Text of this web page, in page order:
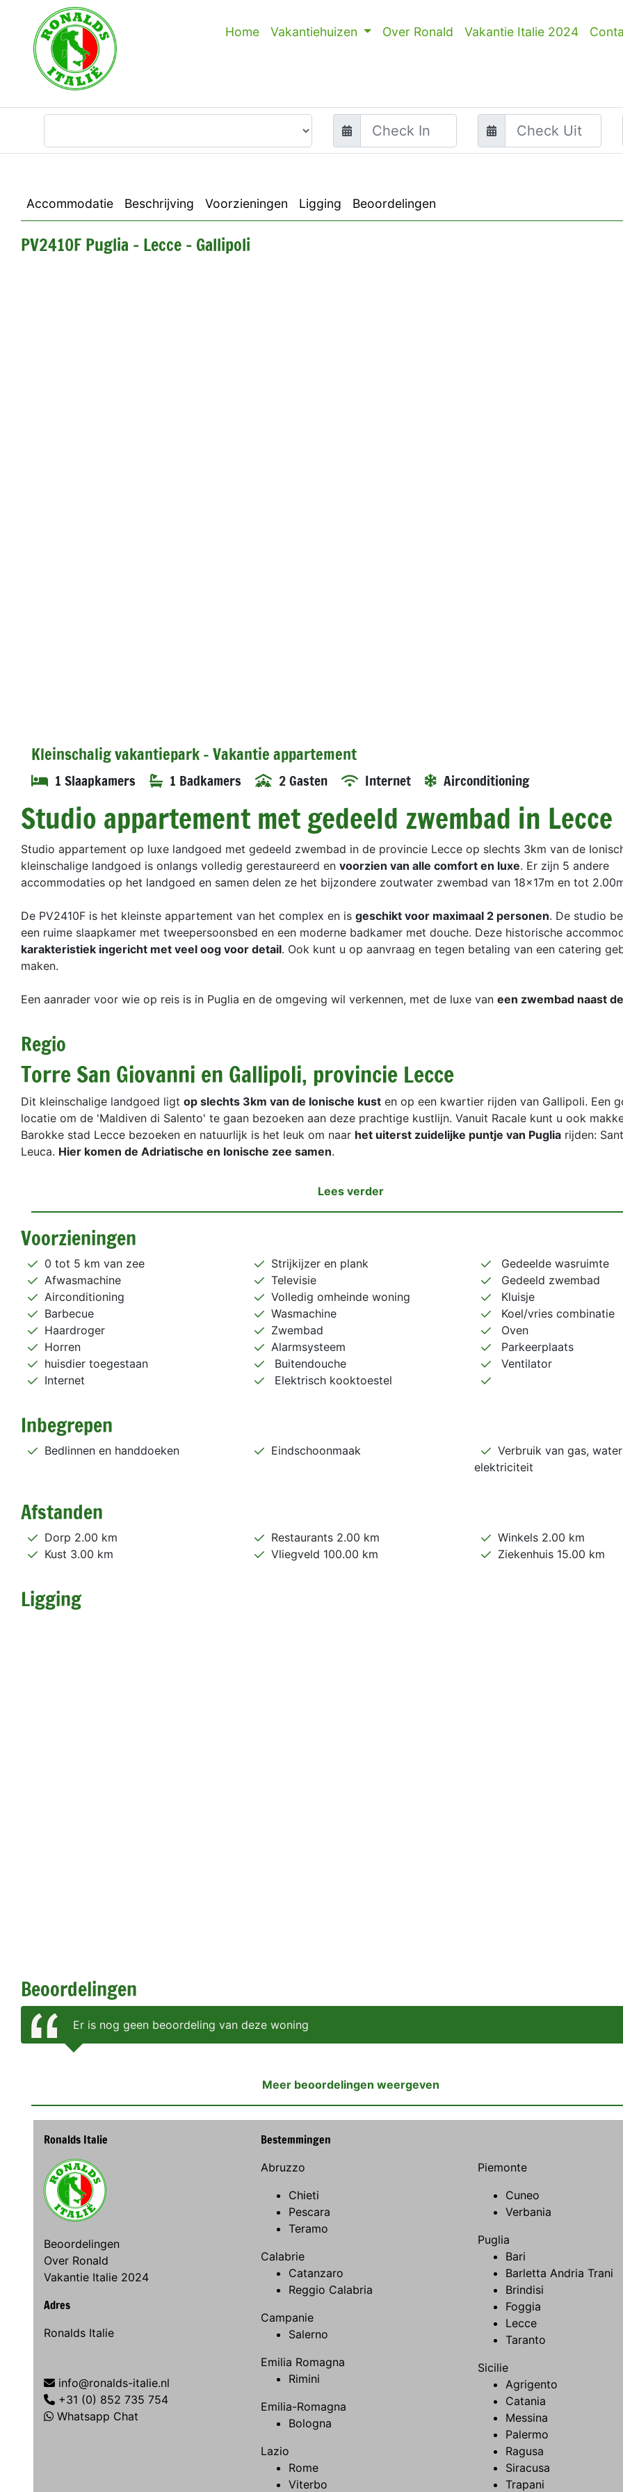
Home Vakantiehuizen Over Ronald Vakantie Italie 2024
wilt u heen?
Accommodatie Beschrijving Voorzieningen Ligging Beoordelingen
PV2410F Puglia - Lecce - Gallipoli
Kleinschalig vakantiepark - Vakantie appartement
1 Slaapkamers 1 Badkamers 2 Gasten Internet Airconditioning
Studio appartement met gedeeld zwembad in Lecce
Studio appartement op luxe landgoed met gedeeld zwembad in de provincie Lecce op slechts 3km van de
kleinschalige landgoed is onlangs volledig gerestaureerd en voorzien van alle comfort en luxe. Er zijn 5 andere
accommodaties op het landgoed en samen delen ze het bijzondere zoutwater zwembad van 18x17m en tot
De PV2410F is het kleinste appartement van het complex en is geschikt voor maximaal 2 personen. De studio
een ruime slaapkamer met tweepersoonsbed en een moderne badkamer met douche. Deze historische
karakteristiek ingericht met veel oog voor detail. Ook kunt u op aanvraag en tegen betaling van een catering
maken.
Een aanrader voor wie op reis is in Puglia en de omgeving wil verkennen, met de luxe van een zwembad naast
Regio
Torre San Giovanni en Gallipoli, provincie Lecce
Dit kleinschalige landgoed ligt op slechts 3km van de Ionische kust en op een kwartier rijden van Gallipoli. Een
locatie om de 'Maldiven di Salento' te gaan bezoeken aan deze prachtige kustlijn. Vanuit Racale kunt u ook
Barokke stad Lecce bezoeken en natuurlijk is het leuk om naar het uiterst zuidelijke puntje van Puglia rijden:
Leuca. Hier komen de Adriatische en Ionische zee samen.
Lees verder
Voorzieningen
0 tot 5 km van zee
Afwasmachine
Airconditioning
Barbecue
Haardroger
Horren
huisdier toegestaan
Internet
Strijkijzer en plank
Televisie
Volledig omheinde woning
Wasmachine
Zwembad
Alarmsysteem
Buitendouche
Elektrisch kooktoestel
Gedeelde wasruimte
Gedeeld zwembad
Kluisje
Koel/vries combinatie
Oven
Parkeerplaats
Ventilator
Inbegrepen
Bedlinnen en handdoeken Eindschoonmaak
Verbruik van gas,
elektriciteit
Afstanden
Dorp 2.00 km
Kust 3.00 km
Restaurants 2.00 km
Vliegveld 100.00 km
Winkels 2.00 km
Ziekenhuis 15.00 km
Ligging
Beoordelingen
Er is nog geen beoordeling van deze woning
Meer beoordelingen weergeven
Ronalds Italie
Beoordelingen
Over Ronald
Vakantie Italie 2024
Adres
Ronalds Italie
info@ronalds-italie.nl
+31 (0) 852 735 754
Whatsapp Chat
Bestemmingen
Abruzzo
Chieti
Pescara
Teramo
Calabrie
Catanzaro
Reggio Calabria
Campanie
Salerno
Emilia Romagna
Rimini
Emilia-Romagna
Bologna
Lazio
Rome
Viterbo
Piemonte
Cuneo
Verbania
Puglia
Bari
Barletta Andria Trani
Brindisi
Foggia
Lecce
Taranto
Sicilie
Agrigento
Catania
Messina
Palermo
Ragusa
Siracusa
Trapani